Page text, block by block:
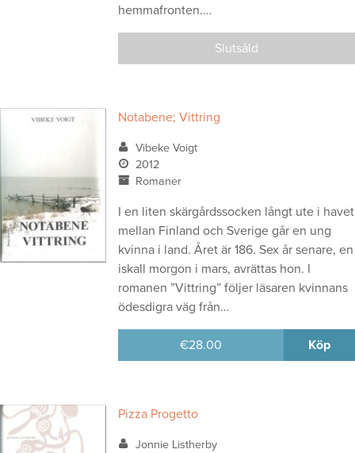
hemmafronten.…
Slutsåld
Notabene; Vittring
Vibeke Voigt
2012
Romaner
I en liten skärgårdssocken långt ute i havet
mellan Finland och Sverige går en ung
kvinna i land. Året är 186. Sex år senare, en
iskall morgon i mars, avrättas hon. I
romanen ”Vittring” följer läsaren kvinnans
ödesdigra väg från…
€28.00 Köp
Pizza Progetto
Jonnie Listherby